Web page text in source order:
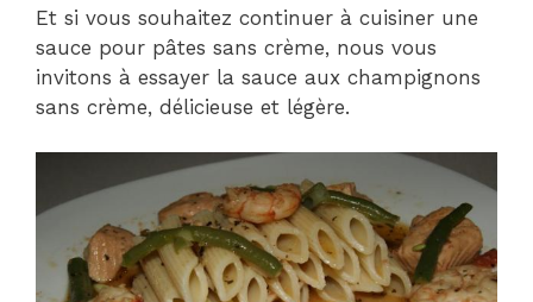
Et si vous souhaitez continuer à cuisiner une
sauce pour pâtes sans crème, nous vous
invitons à essayer la sauce aux champignons
sans crème, délicieuse et légère.